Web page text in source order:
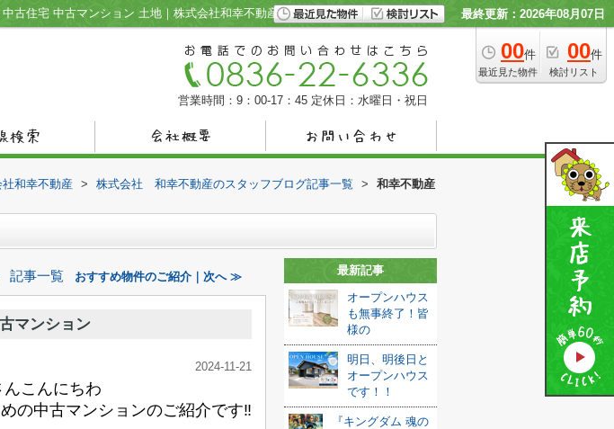
古住宅 中古マンション 土地｜株式会社和幸不動産 最終更新：2026年08月07日
00件
最近見た物件
00件
検討リスト
営業時間：9：00-17：45 定休日：水曜日・祝日
和幸不動産 > 株式会社 和幸不動産のスタッフブログ記事一覧 >
和幸不動産
記事一覧 おすすめ物件のご紹介｜次へ ≫
マンション
2024-11-21
んこんにちわ
の中古マンションのご紹介です‼
最新記事
オープンハウス
も無事終了！皆
様の
明日、明後日と
オープンハウス
です！！
『キングダム 魂の